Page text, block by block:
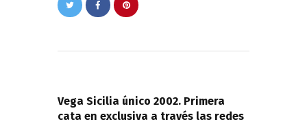
entradas
Vega Sicilia único 2002. Primera
cata en exclusiva a través las redes